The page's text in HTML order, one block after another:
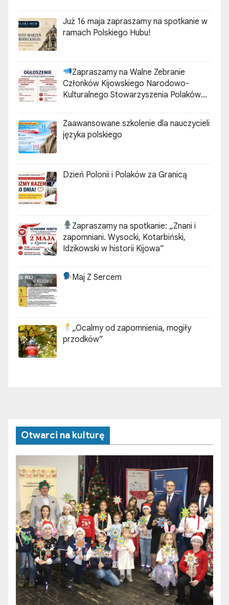
Już 16 maja zapraszamy na spotkanie w
ramach Polskiego Hubu!
Zapraszamy na Walne Zebranie
Członków Kijowskiego Narodowo-
Kulturalnego Stowarzyszenia Polaków
Zaawansowane szkolenie dla nauczycieli
języka polskiego
Dzień Polonii i Polaków za Granicą
Zapraszamy na spotkanie: „Znani i
zapomniani. Wysocki, Kotarbiński,
Idzikowski w historii Kijowa”
Maj Z Sercem
„Ocalmy od zapomnienia, mogiły
przodków”
Otwarci na kulturę